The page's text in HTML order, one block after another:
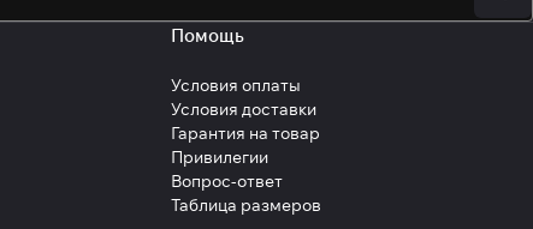
Помощь
Условия оплаты
Условия доставки
Гарантия на товар
Привилегии
Вопрос-ответ
Таблица размеров